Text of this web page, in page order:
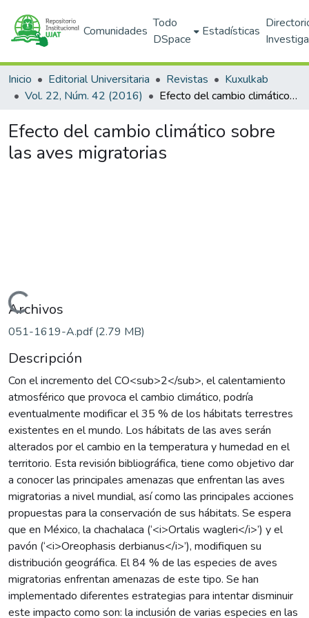
Comunidades
Todo
DSpace
Estadísticas
Inicio Editorial Universitaria Revistas
Kuxulkab
Vol. 22, Núm. 42 (2016)
Efecto del cambio climático sobre las aves migratorias
Efecto del cambio climático sobre
las aves migratorias
Cargando...
Archivos
051-1619-A.pdf(2.79 MB)
Descripción
Con el incremento del CO<sub>2</sub>, el calentamiento
atmosférico que provoca el cambio climático, podría
eventualmente modificar el 35 % de los hábitats terrestres
existentes en el mundo. Los hábitats de las aves serán
alterados por el cambio en la temperatura y humedad en el
territorio. Esta revisión bibliográfica, tiene como objetivo dar
a conocer las principales amenazas que enfrentan las aves
migratorias a nivel mundial, así como las principales acciones
propuestas para la conservación de sus hábitats. Se espera
que en México, la chachalaca (‘<i>Ortalis wagleri</i>’) y el
pavón (‘<i>Oreophasis derbianus</i>’), modifiquen su
distribución geográfica. El 84 % de las especies de aves
migratorias enfrentan amenazas de este tipo. Se han
implementado diferentes estrategias para intentar disminuir
este impacto como son: la inclusión de varias especies en las